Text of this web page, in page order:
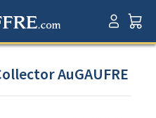
AuGAUFRE